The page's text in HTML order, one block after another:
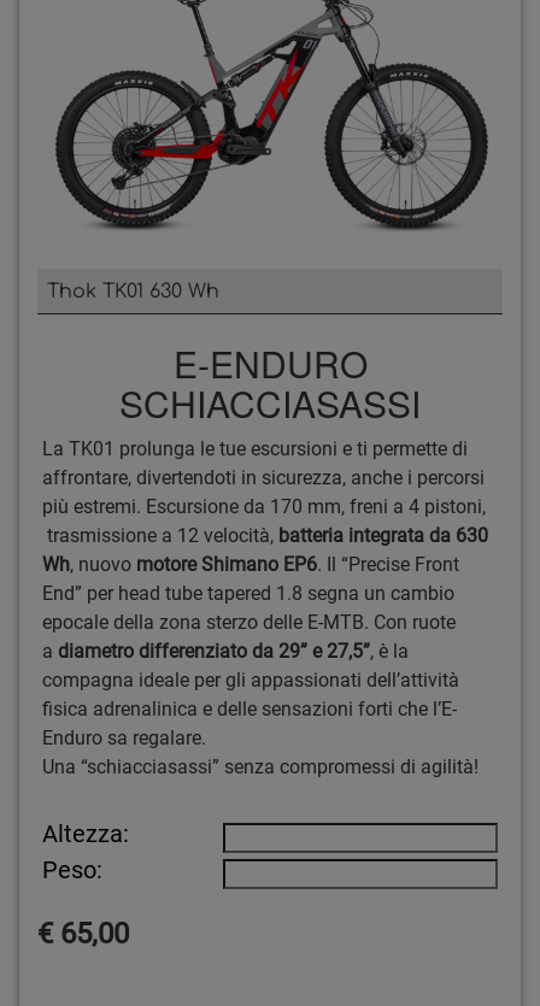
Thok TK01 630 Wh
E-ENDURO
SCHIACCIASASSI
La TK01 prolunga le tue escursioni e ti permette di
affrontare, divertendoti in sicurezza, anche i percorsi
più estremi. Escursione da 170 mm, freni a 4 pistoni,
trasmissione a 12 velocità, batteria integrata da 630
Wh, nuovo motore Shimano EP6. Il “Precise Front
End” per head tube tapered 1.8 segna un cambio
epocale della zona sterzo delle E-MTB. Con ruote
a diametro differenziato da 29” e 27,5”, è la
compagna ideale per gli appassionati dell’attività
fisica adrenalinica e delle sensazioni forti che l’E-
Enduro sa regalare.
Una “schiacciasassi” senza compromessi di agilità!
Altezza:
Peso:
€ 65,00